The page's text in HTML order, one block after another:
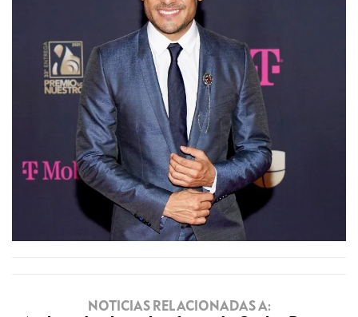
NOTICIAS RELACIONADAS A: